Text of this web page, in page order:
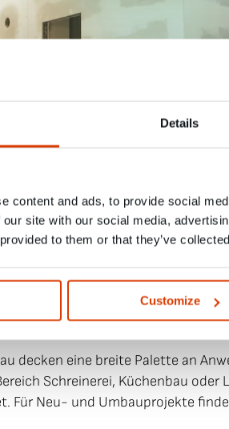
Details
content and ads, to provide social
site with our social media,
to them or that they’ve
Customize
decken eine breite Palette an
Schreinerei, Küchenbau
Für Neu- und Umbauprojekte